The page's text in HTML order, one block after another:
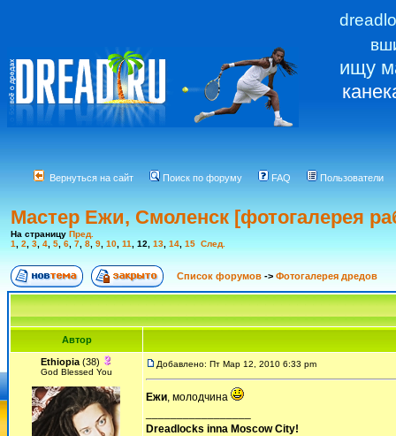
ищу
Вернуться на сайт Поиск по форуму FAQ Пользователи
Мастер Ежи, Смоленск [фотогалерея
На страницу Пред.
1
2 3 4 5 6 7 8 9 10 11 12 13 14 15 След.
Список форумов -> Фотогалерея дредов
Автор
Ethiopia(38)
God Blessed You
Добавлено: Пт Мар 12, 2010 6:33 pm
Ежи, молодчина
Dreadlocks inna Moscow Сity!